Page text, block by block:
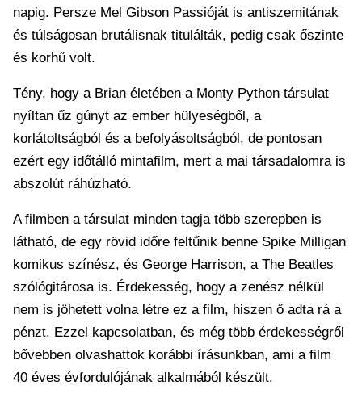
napig. Persze Mel Gibson Passióját is antiszemitának
és túlságosan brutálisnak titulálták, pedig csak őszinte
és korhű volt.
Tény, hogy a Brian életében a Monty Python társulat
nyíltan űz gúnyt az ember hülyeségből, a
korlátoltságból és a befolyásoltságból, de pontosan
ezért egy időtálló mintafilm, mert a mai társadalomra is
abszolút ráhúzható.
A filmben a társulat minden tagja több szerepben is
látható, de egy rövid időre feltűnik benne Spike Milligan
komikus színész, és George Harrison, a The Beatles
szólógitárosa is. Érdekesség, hogy a zenész nélkül
nem is jöhetett volna létre ez a film, hiszen ő adta rá a
pénzt. Ezzel kapcsolatban, és még több érdekességről
bővebben olvashattok korábbi írásunkban, ami a film
40 éves évfordulójának alkalmából készült.